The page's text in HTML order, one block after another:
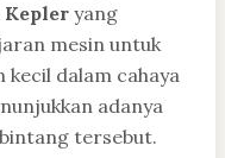
Kepler yang
mesin untuk
kecil dalam cahaya
adanya
tersebut.